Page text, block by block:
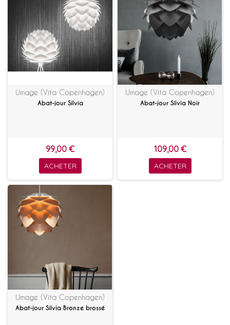
Umage (Vita Copenhagen)
Abat-jour Silvia
99,00 €
ACHETER
Umage (Vita Copenhagen)
Abat-jour Silvia Noir
109,00 €
ACHETER
Umage (Vita Copenhagen)
Abat-jour Silvia Bronze brossé